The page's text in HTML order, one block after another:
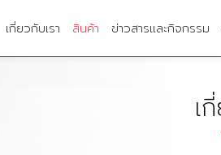
เกี่ยวกับเรา สินค้า ข่าวสารและกิจกรรม
เ